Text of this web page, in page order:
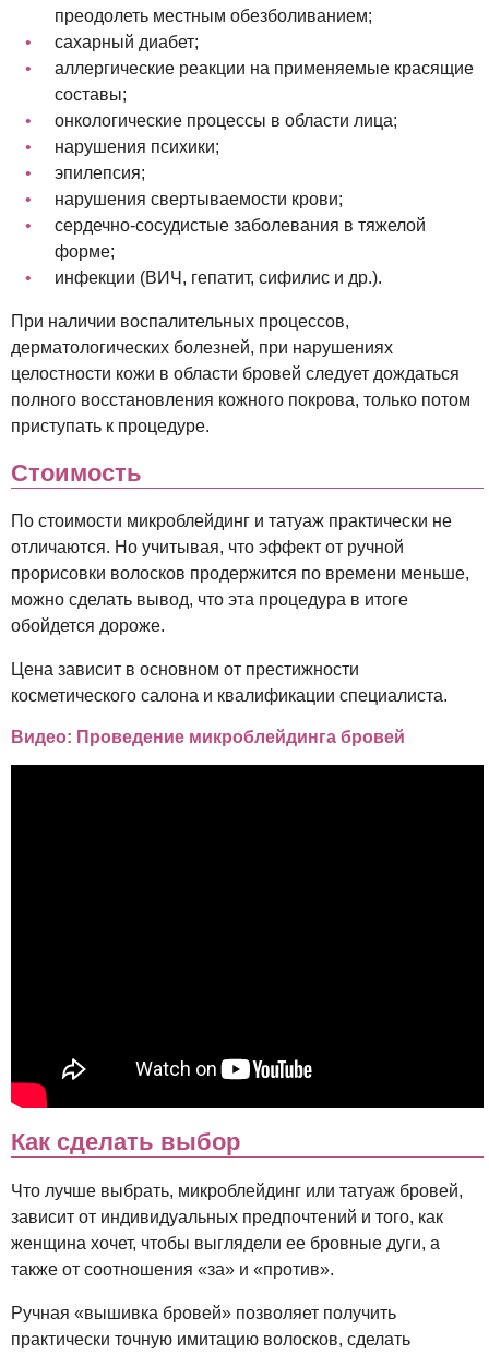
преодолеть местным обезболиванием;
сахарный диабет;
аллергические реакции на применяемые красящие
составы;
онкологические процессы в области лица;
нарушения психики;
эпилепсия;
нарушения свертываемости крови;
сердечно-сосудистые заболевания в тяжелой
форме;
инфекции (ВИЧ, гепатит, сифилис и др.).
При наличии воспалительных процессов,
дерматологических болезней, при нарушениях
целостности кожи в области бровей следует дождаться
полного восстановления кожного покрова, только потом
приступать к процедуре.
Стоимость
По стоимости микроблейдинг и татуаж практически не
отличаются. Но учитывая, что эффект от ручной
прорисовки волосков продержится по времени меньше,
можно сделать вывод, что эта процедура в итоге
обойдется дороже.
Цена зависит в основном от престижности
косметического салона и квалификации специалиста.
Видео: Проведение микроблейдинга бровей
Как сделать выбор
Что лучше выбрать, микроблейдинг или татуаж бровей,
зависит от индивидуальных предпочтений и того, как
женщина хочет, чтобы выглядели ее бровные дуги, а
также от соотношения «за» и «против».
Ручная «вышивка бровей» позволяет получить
практически точную имитацию волосков, сделать